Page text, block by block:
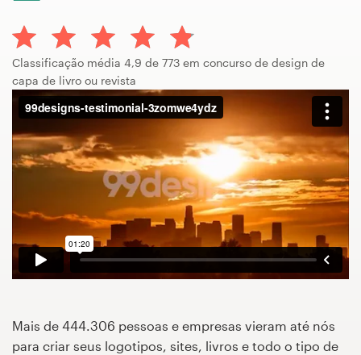
Classificação média 4,9 de 773 em concurso de design de
capa de livro ou revista
Mais de 444.306 pessoas e empresas vieram até nós
para criar seus logotipos, sites, livros e todo o tipo de
Serviços
de
design
Concursos de designs
Projetos 1-para-1
Encontre um designer
Veja inspirações
99designs Pro